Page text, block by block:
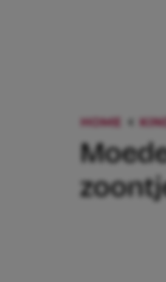
HOME KIND